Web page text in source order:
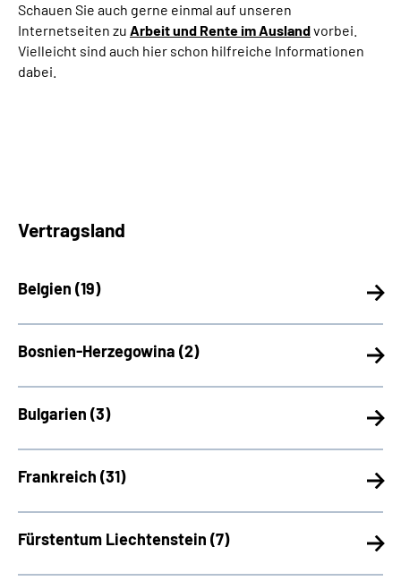
Schauen Sie auch gerne einmal auf unseren
Internetseiten zu Arbeit und Rente im Auslandvorbei.
Vielleicht sind auch hier schon hilfreiche Informationen
dabei.
Vertragsland
Belgien (19)
Bosnien-Herzegowina (2)
Bulgarien (3)
Frankreich (31)
Fürstentum Liechtenstein (7)